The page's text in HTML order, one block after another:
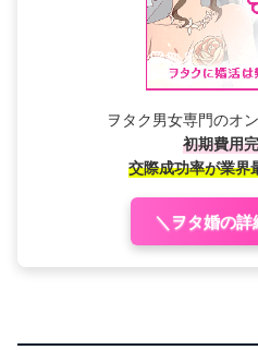
ヲタク男女専門のオ
初期費用
交際成功率が業界
＼ヲタ婚の詳